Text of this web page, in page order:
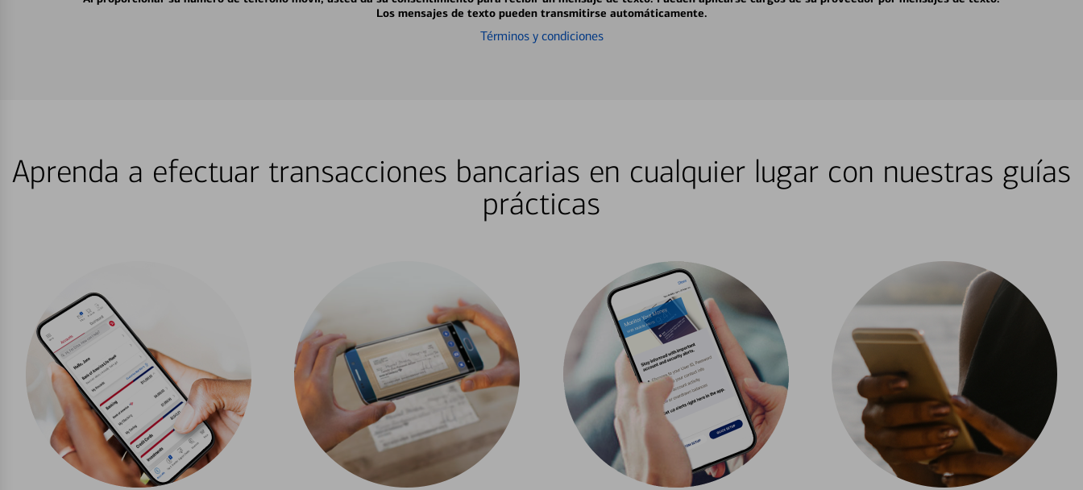
Los mensajes de texto pueden transmitirse automáticamente.
Términos y condiciones
Aprenda a efectuar transacciones bancarias en cualquier lugar con nuestras guías
prácticas